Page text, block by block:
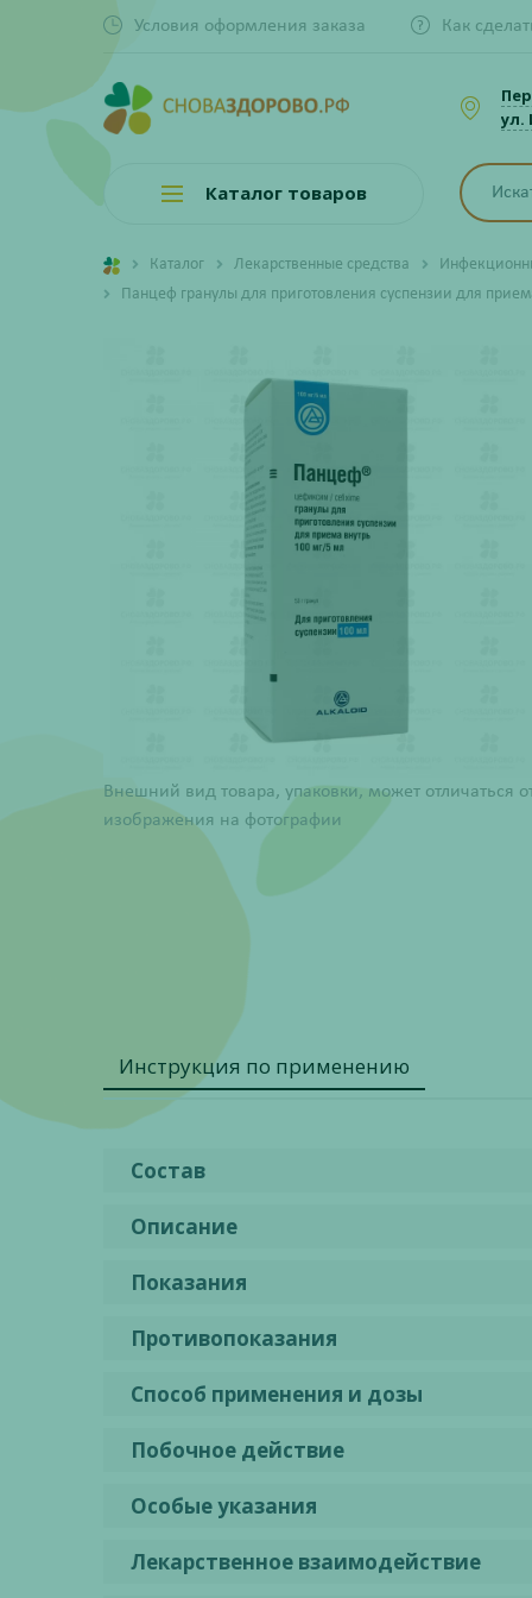
Условия оформления заказа Как
ул.
Каталог товаров
Каталог Лекарственные средства
Панцеф гранулы для приготовления суспензии для
Внешний вид товара, упаковки, может отличаться
изображения на фотографии
Инструкция по применению
Состав
Описание
Показания
Противопоказания
Способ применения и дозы
Побочное действие
Особые указания
Лекарственное взаимодействие